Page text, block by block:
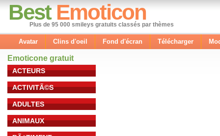
Best Emoticon
Plus de 95 000 smileys gratuits classés par thèmes
Avatar Clins d'oeil Fond d'écran Télécharger
Emoticone gratuit
ACTEURS
ACTIVITÃ©S
ADULTES
ANIMAUX